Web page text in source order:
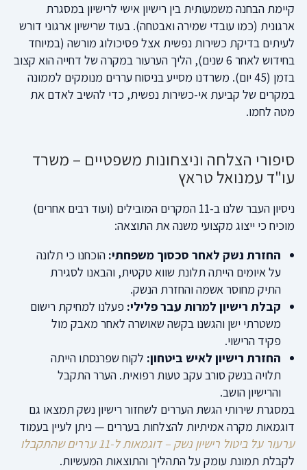
קיימת הבחנה משמעותית בין רישיון אישי לרישיון במסגרת
ארגונית (כמו עובדי שמירה ואבטחה). בעוד שרישיון ארגוני דורש
לעיתים בדיקת כשירות נפשית אצל פסיכולוג מורשה (במיוחד
בחידוש לאחר 6 שנים), הליך הערעור במקרה של דחייה הוא קצוב
בזמן (45 יום). משרדנו מסייע בניסוח עררים מנומקים לממונה
במקרים של קביעת אי-כשירות נפשית, כדי להשיב לאדם את
מטה לחמו.
סיפורי הצלחה וניצחונות משפטיים – משרד
עו"ד עמנואל טראץ
ניסיון העבר שלנו ב-11 המקרים המובילים (ועוד רבים אחרים)
מוכיח כי ייצוג מקצועי משנה את התוצאה:
החזרת נשק לאחר סכסוך משפחתי: הוכחנו כי תלונה
על איומים הייתה תלונת שווא טקטית, והבאנו לסגירת
התיק מחוסר אשמה והחזרת הנשק.
קבלת רישיון למרות עבר פלילי: פעלנו למחיקת רישום
משטרתי ישן והגשנו בקשה שאושרה לאחר מאבק מול
פקיד הרישוי.
החזרת רישיון לאיש ביטחון: לקוח שפרנסתו הייתה
תלויה בנשק סורב עקב טעות רפואית. הערר התקבל
והרישיון הושב.
במסגרת שירותי הגשת העררים לשחזור רישיון נשק תמצאו גם
דוגמאות מקרה אמיתיות להצלחות בעררים — ניתן לעיין בעמוד
ערעור על ביטול רישיון נשק – דוגמאות ל-11 עררים שהתקבלו
לקבלת תמונת עומק על התהליך והתוצאות המעשיות.